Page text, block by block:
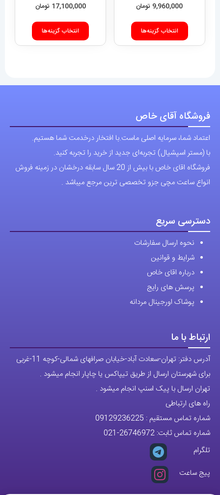
9,960,000 تومانمحدوده
تا
انتخاب گزینه‌ها
این
محصول
گزینه
ها
ممکن
است
در
انتخاب
17,100,000 تومانمحدوده
تا
انتخاب گزینه‌ها
این
محصول
گزینه
ها
است
انتخاب
فروشگاه آقای خاص
اعتماد شما، سرمایه اصلی ماست.با افتخار درخدمت شما هستیم.
با (مستر اسپشیال) تجربه‌ای جدید از خرید را تجربه کنید.
فروشگاه اقای خاص با بیش از 20 سال سابقه درخشان در زمینه فروش
انواع ساعت مچی جزو تخصصی ترین مرجع میباشد .
دسترسی سریع
نحوه ارسال سفارشات
شرایط و قوانین
درباره اقای خاص
پرسش های رایج
پوشاک اورجینال مردانه
ارتباط با ما
آدرس دفتر: تهران-سعادت آباد-خیابان صرافهای شمالی-کوچه 11-غربی
برای شهرستان ارسال از طریق تیپاکس یا چاپار انجام میشود .
تهران ارسال با پیک اسنپ انجام میشود .
راه های ارتباطی
شماره تماس مستقیم : 09129236225
شماره تماس ثابت: 26746972
-021
تلگرام
پیج ساعت